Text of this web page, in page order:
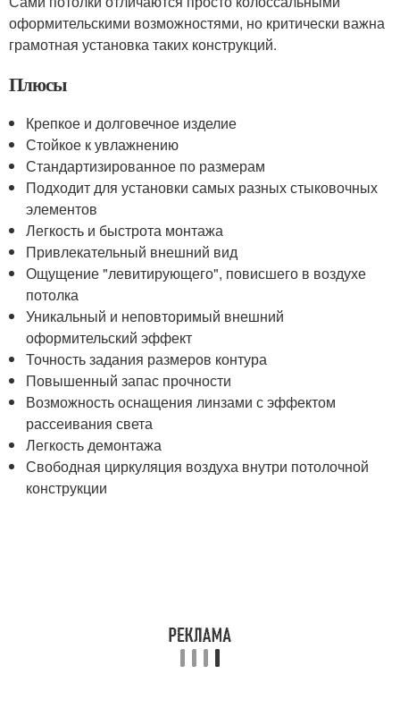
оформительскими возможностями, но критически важна
грамотная установка таких конструкций.
Плюсы
Крепкое и долговечное изделие
Стойкое к увлажнению
Стандартизированное по размерам
Подходит для установки самых разных стыковочных
элементов
Легкость и быстрота монтажа
Привлекательный внешний вид
Ощущение "левитирующего", повисшего в воздухе
потолка
Уникальный и неповторимый внешний
оформительский эффект
Точность задания размеров контура
Повышенный запас прочности
Возможность оснащения линзами с эффектом
рассеивания света
Легкость демонтажа
Свободная циркуляция воздуха внутри потолочной
конструкции